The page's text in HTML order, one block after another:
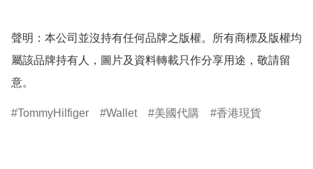
聲明：本公司並沒持有任何品牌之版權。所有商標及版權均
屬該品牌持有人，圖片及資料轉載只作分享用途，敬請留
意。
TommyHilfiger Wallet 美國代購 香港現貨